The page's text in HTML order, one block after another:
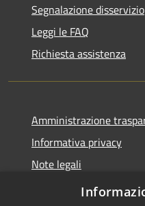
Segnalazione disservizio
Leggi le FAQ
Richiesta assistenza
Amministrazione
Informativa privacy
Note legali
Dichiarazione di